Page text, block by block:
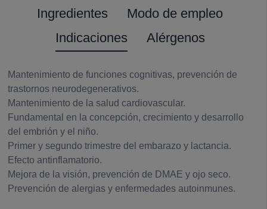
Ingredientes
Modo de empleo
Indicaciones
Alérgenos
Mantenimiento de funciones cognitivas, prevención de
trastornos neurodegenerativos.
Mantenimiento de la salud cardiovascular.
Fundamental en la concepción, crecimiento y desarrollo
del embrión y el niño.
Primer y segundo trimestre del embarazo y lactancia.
Efecto antinflamatorio.
Mejora de la visión, prevención de DMAE y ojo seco.
Prevención de alergias y enfermedades autoinmunes.